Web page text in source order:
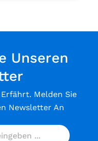
Unseren
Melden Sie
Newsletter An